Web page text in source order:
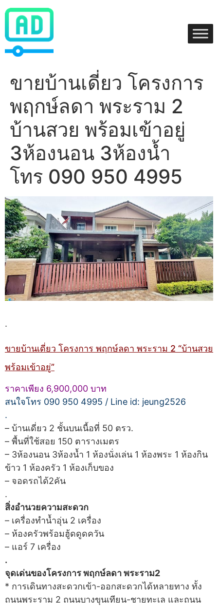
Skip
content
ขายบ้านเดี่ยว โครงการ
พฤกษ์ลดา พระราม 2
บ้านสวย พร้อมเข้าอยู่
3ห้องนอน 3ห้องน้ำ
โทร 090 950 4995
.
ขายบ้านเดี่ยว โครงการ พฤกษ์ลดา พระราม 2 “บ้านสวย
พร้อมเข้าอยู่”
ราคาเพียง 6,900,000 บาท
สนใจโทร 090 950 4995 / Line id: jeung2526
.
– บ้านเดี่ยว 2 ชั้นบนเนื้อที่ 50 ตรว.
– พื้นที่ใช้สอย 150 ตารางเมตร
– 3ห้องนอน 3ห้องน้ำ 1 ห้องนั่งเล่น 1 ห้องพระ 1 ห้องกิน
ข้าว 1 ห้องครัว 1 ห้องเก็บของ
– จอดรถได้2คัน
.
สิ่งอำนวยความสะดวก
– เครื่องทำน้ำอุ่น 2 เครื่อง
– ห้องครัวพร้อมฮู้ดดูดควัน
– แอร์ 7 เครื่อง
.
จุดเด่นของโครงการ พฤกษ์ลดา พระราม2
* การเดินทางสะดวกเข้า-ออกสะดวกได้หลายทาง ทั้ง
ถนนพระราม 2 ถนนบางขุนเทียน-ชายทะเล และถนน